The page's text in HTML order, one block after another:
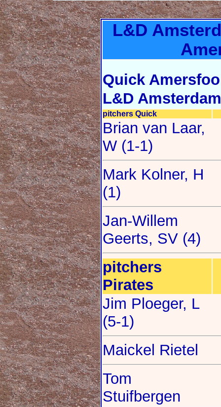
L&D
Quick
L&D
pitchers Quick
Brian van Laar,
W (1-1)
Mark Kolner, H
(1)
Jan-Willem
Geerts, SV (4)
pitchers
Pirates
Jim Ploeger, L
(5-1)
Maickel Rietel
Tom
Stuifbergen